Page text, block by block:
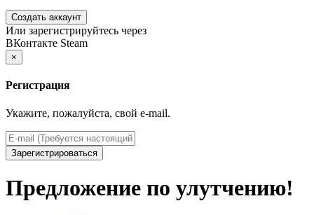
Создать аккаунт
Или зарегистрируйтесь через
ВКонтакте Steam
×
Регистрация
Укажите, пожалуйста, свой e-mail.
Зарегистрироваться
Предложение по улутчению!